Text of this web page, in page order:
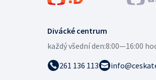
Divácké centrum
každý všední den:8:00—16:00
261 136 113